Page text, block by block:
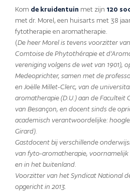
Kom de kruidentuin met zijn 120
met dr. Morel, een huisarts met 38
fytotherapie en aromatherapie.
(De heer Morel is tevens voorzitter
Comtoise de Phytothérapie et
vereniging volgens de wet van 1901),
Medeoprichter, samen met de
en Joëlle Millet-Clerc, van de
aromatherapie (D.U.) aan de Faculteit
van Besançon, en docent sinds de
academisch verantwoordelijke:
Girard).
Gastdocent bij verschillende
van fyto-aromatherapie,
en in het buitenland.
Voorzitter van het Syndicat National
opgericht in 2013.